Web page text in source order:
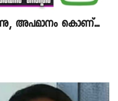
അപമാനം കൊണ്...